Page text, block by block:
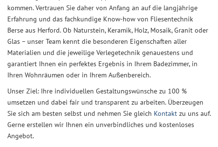
kommen. Vertrauen Sie daher von Anfang an auf die langjährige
Erfahrung und das fachkundige Know-how von Fliesentechnik
Berse aus Herford. Ob Naturstein, Keramik, Holz, Mosaik, Granit oder
Glas – unser Team kennt die besonderen Eigenschaften aller
Materialien und die jeweilige Verlegetechnik genauestens und
garantiert Ihnen ein perfektes Ergebnis in Ihrem Badezimmer, in
Ihren Wohnräumen oder in Ihrem Außenbereich.
Unser Ziel: Ihre individuellen Gestaltungswünsche zu 100 %
umsetzen und dabei fair und transparent zu arbeiten. Überzeugen
Sie sich am besten selbst und nehmen Sie gleich Kontakt zu uns auf.
Gerne erstellen wir Ihnen ein unverbindliches und kostenloses
Angebot.